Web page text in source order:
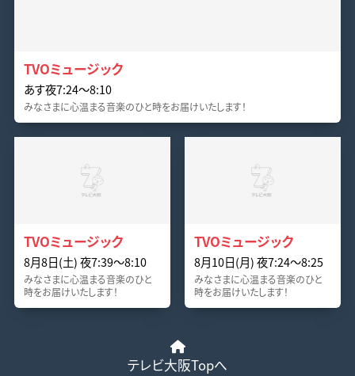
TVOミュージック
あす夜7:24〜8:10
みなさまに心温まる音楽のひと時をお届けいたします！
TVOミュージック
8月8日(土) 夜7:39〜8:10
みなさまに心温まる音楽のひと
時をお届けいたします！
TVOミュージック
8月10日(月) 夜7:24〜8:25
みなさまに心温まる音楽のひと
時をお届けいたします！
テレビ大阪Topへ